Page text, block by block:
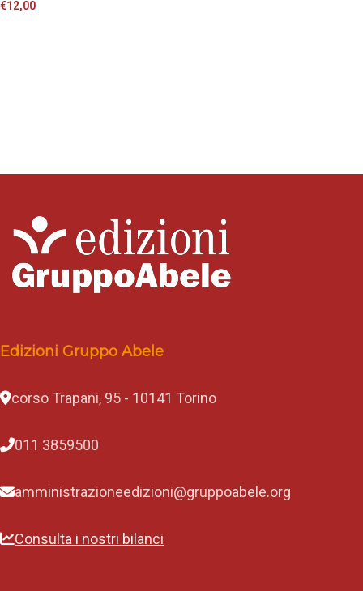
€12,00
Edizioni Gruppo Abele
corso Trapani, 95 - 10141 Torino
011 3859500
amministrazioneedizioni@gruppoabele.org
Consulta i nostri bilanci